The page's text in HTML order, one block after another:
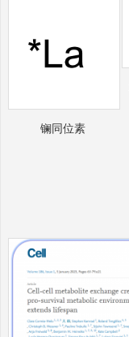
镧同位素